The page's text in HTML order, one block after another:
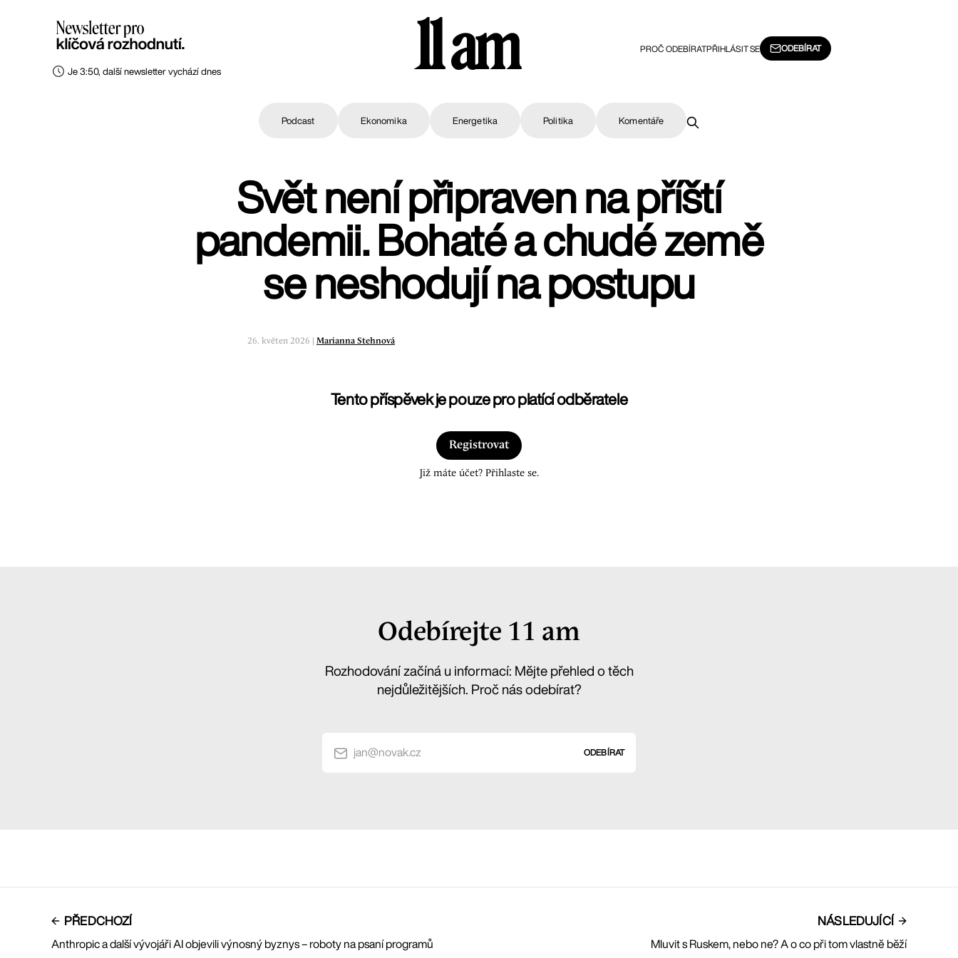
Je 3:50, další newsletter vychází dnes 11 am PROČ ODEBÍRATPŘIHLÁSIT SE ODEBÍRAT
Podcast Ekonomika Energetika Politika Komentáře
Svět není připraven na příští
pandemii. Bohaté a chudé země
se neshodují na postupu
26. květen 2026 | Marianna Stehnová
Tento příspěvek je pouze pro platící odběratele
Registrovat
Již máte účet? Přihlaste se.
Odebírejte 11 am
Rozhodování začíná u informací: Mějte přehled o těch
nejdůležitějších. Proč nás odebírat?
jan@novak.cz ODEBÍRAT
PŘEDCHOZÍ
Anthropic a další vývojáři AI objevili výnosný byznys – roboty na psaní programů
NÁSLEDUJÍCÍ
Mluvit s Ruskem, nebo ne? A o co při tom vlastně běží